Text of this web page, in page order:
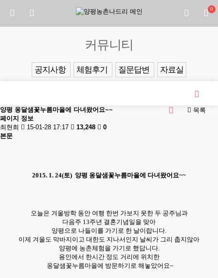
0
커뮤니티
공지사항 체험후기 질문답변 자료실
목록
양평 옹달샘꽃누름마을에 다녀왔어요~~
페이지 정보
최현희
15-01-28 17:17 13,248
0
본문
2015. 1. 24(토) 양평 옹달샘꽃누름마을에 다녀왔어요~~
오늘은 겨울방학 동안 여행 한번 가보지 못한 두 공주님과
다음주 13주년 결혼기념일을 맞아
양평으로 나들이를 가기로 한 날이랍니다.
이제 겨울도 막바지이고 대한도 지나서인지 날씨가 그리 춥지않아
양평에 농촌체험을 가기로 했답니다.
용인에서 한시간 정도 거리에 위치한
옹달샘꽃누름마을에 방문하기로 해놓았어요~